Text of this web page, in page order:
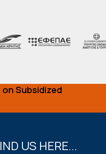
Subsidized
US HERE...